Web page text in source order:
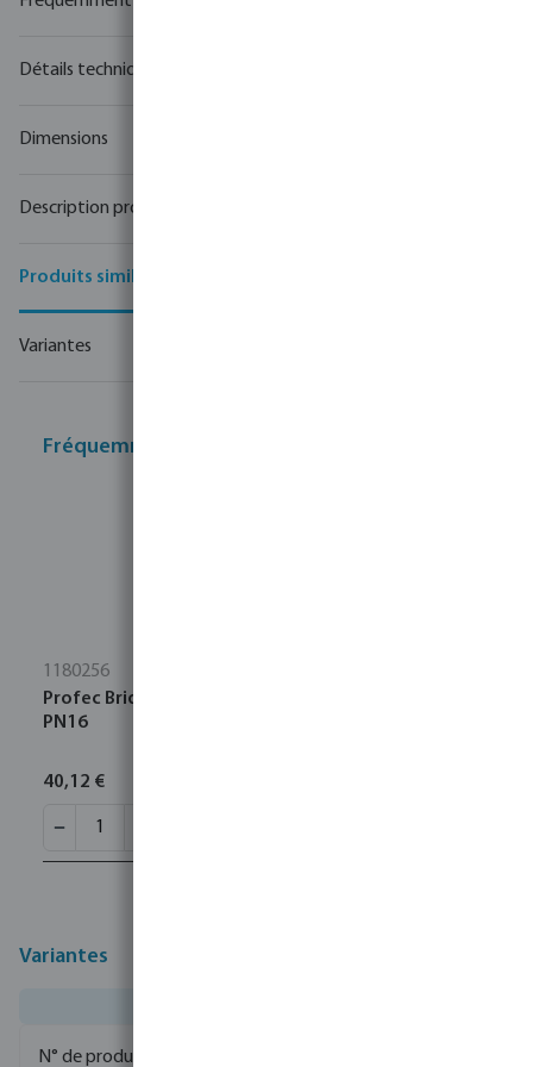
Détails techniques
Dimensions
Description produit
Produits similaires
Variantes
Fréquemment achetés ensemble
1180256
Profec Bride aveugle acier DN65 bride DIN 16bar
PN16
40,12 €
Variantes